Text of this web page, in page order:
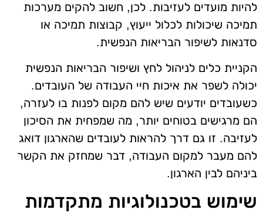
להיות מועדים לעזיבות. לכן, חשוב להקים מערכות
תמיכה שיכולות לכלול ייעוץ, קבוצות תמיכה או
סדנאות לשיפור הבריאות הנפשית.
הקניית כלים לניהול לחץ ושיפור הבריאות הנפשית
יכולה לשפר את איכות חיי העבודה של העובדים.
כשעובדים יודעים שיש להם מקום לפנות בו לעזרה,
הם מרגישים בטוחים יותר, מה שמפחית את הסיכון
לעזיבה. זו גם דרך להראות לעובדים שהארגון דואג
להם מעבר למקום העבודה, דבר שמחזק את הקשר
ביניהם לבין הארגון.
שימוש בטכנולוגיות מתקדמות